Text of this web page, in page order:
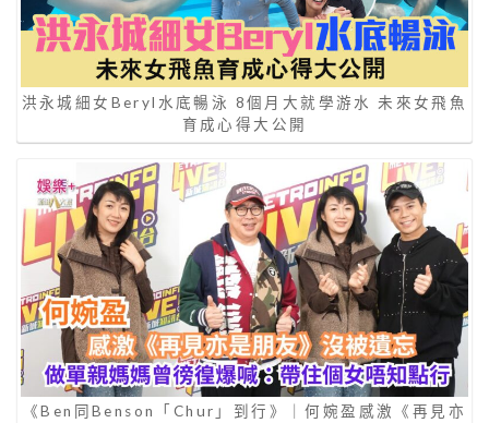
洪永城細女Beryl水底暢泳 8個月大就學游水 未來女飛魚
育成心得大公開
《Ben同Benson「Chur」到行》｜何婉盈感激《再見亦